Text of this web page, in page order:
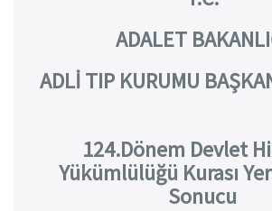
ADALET
ADLİ TIP KURUMU
124.Dönem Devlet
Yükümlülüğü Kurası
Sonucu